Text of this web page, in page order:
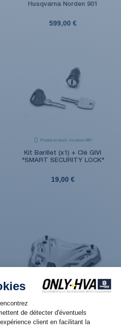
Husqvarna Norden 901
599,00 €
Produit en stock. Livraison 48H
Kit Barillet (x1) + Clé GIVI
"SMART SECURITY LOCK"
19,00 €
Produit en stock. Livraison 48H
Platine GIVI Monokey